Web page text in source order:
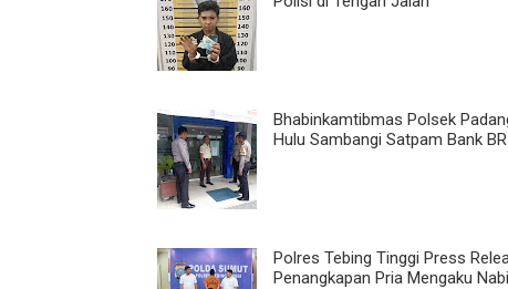
Bhabinkamtibmas Polsek
Hulu Sambangi Satpam Bank
Polres Tebing Tinggi Press
Penangkapan Pria Mengaku Nabi